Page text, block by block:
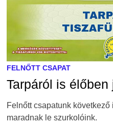
FELNŐTT CSAPAT
Tarpáról is
Felnőtt csapatunk
maradnak le szurkolóink.